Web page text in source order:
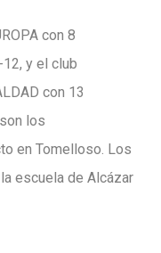
con 8
y el club
con 13
los
en Tomelloso. Los
escuela de Alcázar